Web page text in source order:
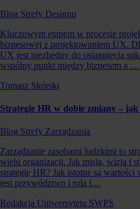
Blog Strefy Designu
Kluczowym etapem w procesie
biznesowej z projektowaniem UX.
UX jest niezbędny do osiągnięcia
wspólny punkt między biznesem a …
Tomasz Skórski
Strategie HR w dobie zmiany – jak
Blog Strefy Zarządzania
Zarządzanie zasobami ludzkimi to
wielu organizacji. Jak misja, wizja i
strategię HR? Jak istotne są wartości
jest przywództwo i rola l…
Redakcja Uniwersytetu SWPS